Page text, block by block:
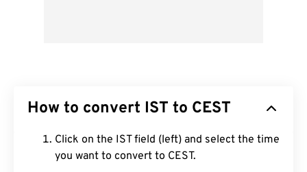
How to convert IST to CEST
Click on the IST field (left) and select the time
you want to convert to CEST.